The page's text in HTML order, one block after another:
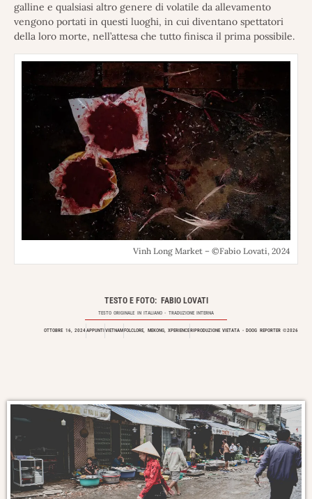
galline e qualsiasi altro genere di volatile da allevamento
vengono portati in questi luoghi, in cui diventano spettatori
della loro morte, nell’attesa che tutto finisca il prima possibile.
Vinh Long Market – ©Fabio Lovati, 2024
TESTO E FOTO: FABIO LOVATI
TESTO ORIGINALE IN ITALIANO - TRADUZIONE INTERNA
OTTOBRE 16, 2024APPUNTIVIETNAMFOLCLORE, MEKONG, XPERIENCERIPRODUZIONE VIETATA - DOOG REPORTER ©2026